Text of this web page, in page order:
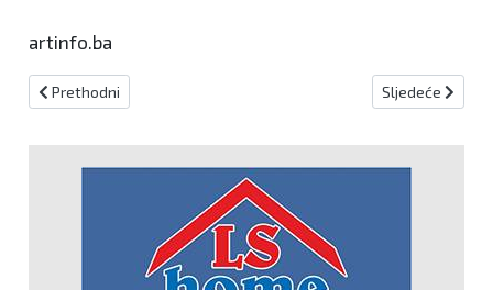
artinfo.ba
Prethodni članak: Argentinski nogometaši putuju u Hrvatsku u
Prethodni Sljedeći
Sljedeće